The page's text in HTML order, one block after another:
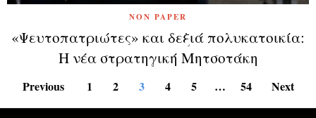
NON PAPER
«Ψευτοπατριώτες» και δεξιά πολυκατοικία:
Η νέα στρατηγική Μητσοτάκη
Previous 1 2 3 4 5 … 54 Next